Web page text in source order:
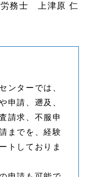
労務士 上津原 仁
ンターでは、
申請、遡及、
請求、不服申
までを、経験
トしておりま